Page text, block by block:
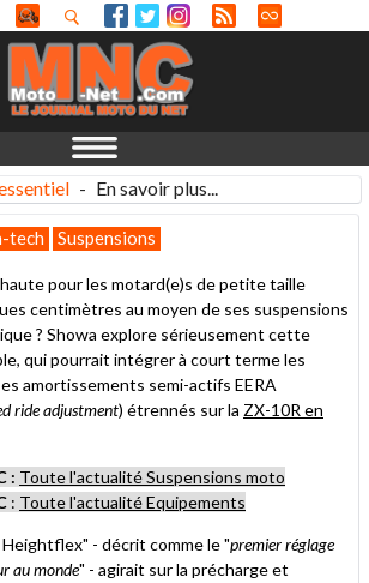
- En savoir plus...
tech Suspensions
pour les motard(e)s de petite taille
centimètres au moyen de ses suspensions
? Showa explore sérieusement cette
qui pourrait intégrer à court terme les
amortissements semi-actifs EERA
ride adjustment) étrennés sur la ZX-10R en
: Toute l'actualité Suspensions moto
: Toute l'actualité Equipements
- décrit comme le "premier réglage
au monde" - agirait sur la précharge et